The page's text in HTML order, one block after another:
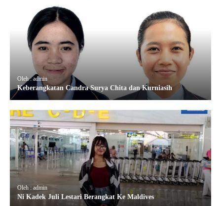
Oleh : admin
Keberangkatan Candra Surya Chita dan Kurniasih
Oleh : admin
Ni Kadek Juli Lestari Berangkat Ke Maldives